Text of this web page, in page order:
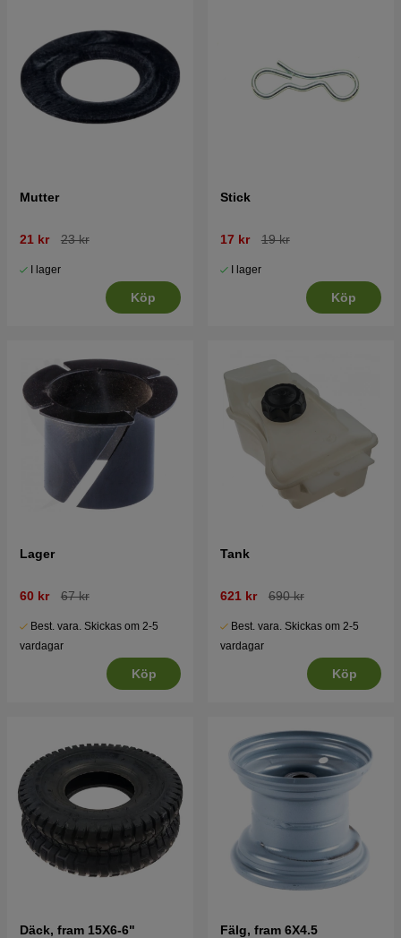
Mutter
21 kr 23 kr
I lager
Köp
Stick
17 kr 19 kr
I lager
Köp
Lager
60 kr 67 kr
Best. vara. Skickas om 2-5
vardagar
Köp
Tank
621 kr 690 kr
Best. vara. Skickas om 2-5
vardagar
Köp
Däck, fram 15X6-6" Fälg, fram 6X4.5